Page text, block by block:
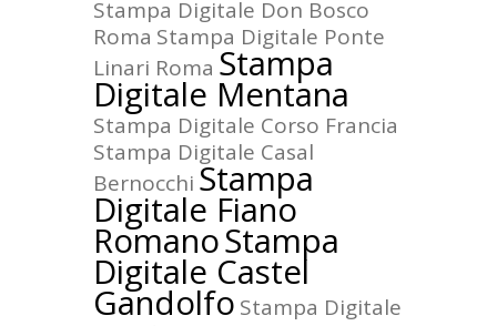
Stampa Digitale Don Bosco
Roma Stampa Digitale Ponte
Linari Roma Stampa
Digitale Mentana
Stampa Digitale Corso Francia
Stampa Digitale Casal
Bernocchi Stampa
Digitale Fiano
RomanoStampa
Digitale Castel
Gandolfo Stampa Digitale